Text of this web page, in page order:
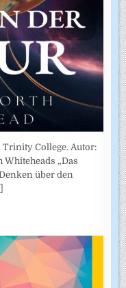
Trinity College. Autor:
„Das
über den